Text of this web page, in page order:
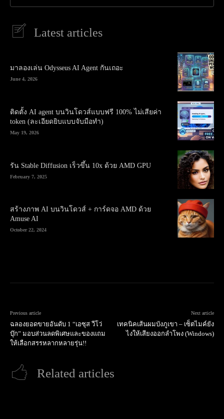
Latest articles
มาลองเล่น Odysseus AI Agent กันเถอะ
June 4, 2026
ติดตั้ง AI agent บนวินโดวส์แบบฟรี 100% ไม่เสียค่า
token (ละเอียดยิบแบบจับมือทำ)
May 19, 2026
รัน Stable Diffusion เร็วขึ้น 10x ด้วย AMD GPU
February 7, 2025
สร้างภาพ AI บนวินโดวส์ + การ์ดจอ AMD ด้วย
Amuse AI
October 22, 2024
Previous article
ฉลองยอดขายอันดับ 1 “เอซุส วีโว่
บุ๊ก” มอบส่วนลดพิเศษและของแถม
ให้เลือกสรรหลากหลายรุ่น!!
Next article
เทคนิคเส้นผมบังภูเขา – เซ็ตไมค์ยัง
ไงให้เสียงออกลำโพง (Windows)
Related articles